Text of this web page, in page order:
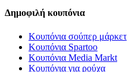
Δημοφιλή κουπόνια
Κουπόνια σούπερ μάρκετ
Κουπόνια Spartoo
Κουπόνια Media Markt
Κουπόνια για ρούχα